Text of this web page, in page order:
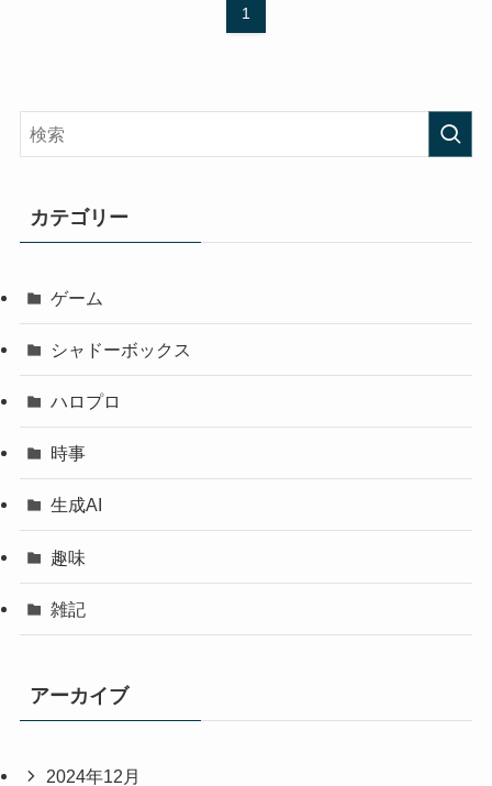
1
カテゴリー
ゲーム
シャドーボックス
ハロプロ
時事
生成AI
趣味
雑記
アーカイブ
2024年12月